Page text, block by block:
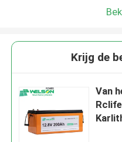
Krijg de
Van